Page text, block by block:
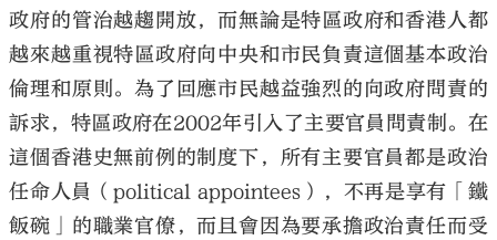
大公文匯
政府的管治越趨開放，而無論是特區政府和香港人都
越來越重視特區政府向中央和市民負責這個基本政治
倫理和原則。為了回應市民越益強烈的向政府問責的
訴求，特區政府在2002年引入了主要官員問責制。在
這個香港史無前例的制度下，所有主要官員都是政治
任命人員（political appointees），不再是享有「鐵
飯碗」的職業官僚，而且會因為要承擔政治責任而受